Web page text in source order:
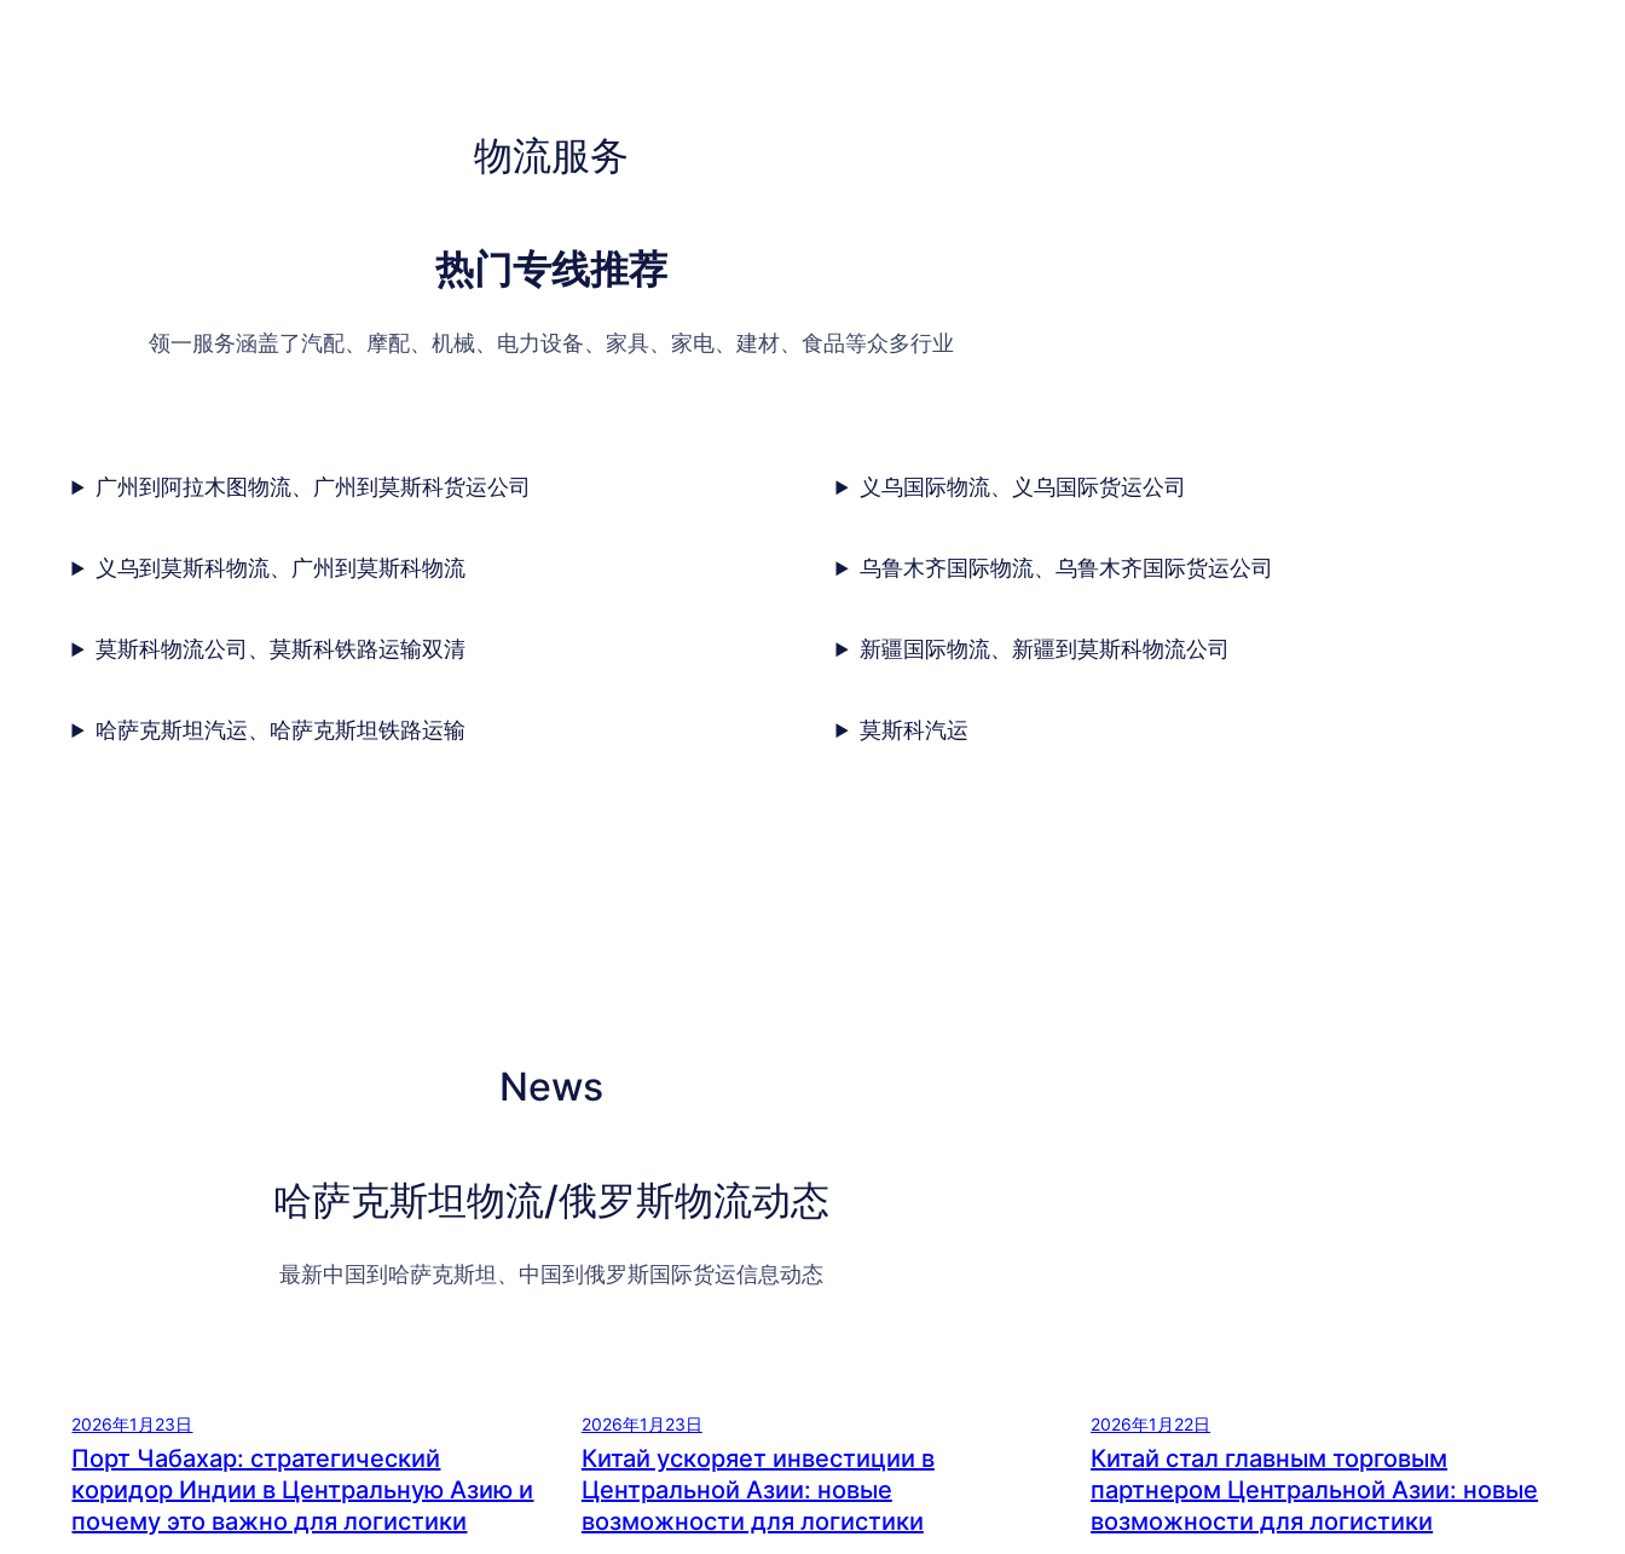
物流服务
热门专线推荐
领一服务涵盖了汽配、摩配、机械、电力设备、家具、家电、建材、食品等众多行业
广州到阿拉木图物流、广州到莫斯科货运公司
义乌到莫斯科物流、广州到莫斯科物流
莫斯科物流公司、莫斯科铁路运输双清
哈萨克斯坦汽运、哈萨克斯坦铁路运输
义乌国际物流、义乌国际货运公司
乌鲁木齐国际物流、乌鲁木齐国际货运公司
新疆国际物流、新疆到莫斯科物流公司
莫斯科汽运
News
哈萨克斯坦物流/俄罗斯物流动态
最新中国到哈萨克斯坦、中国到俄罗斯国际货运信息动态
2026年1月23日
Порт Чабахар: стратегический
коридор Индии в Центральную Азию и
почему это важно для логистики
2026年1月23日
Китай ускоряет инвестиции в
Центральной Азии: новые
возможности для логистики
2026年1月22日
Китай стал главным торговым
партнером Центральной Азии: новые
возможности для логистики